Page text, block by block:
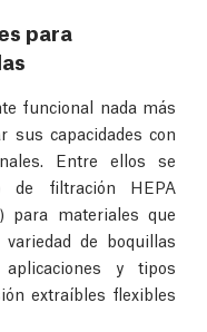
para
funcional nada más
sus capacidades con
Entre ellos se
de filtración HEPA
para materiales que
de boquillas
y tipos
extraíbles flexibles